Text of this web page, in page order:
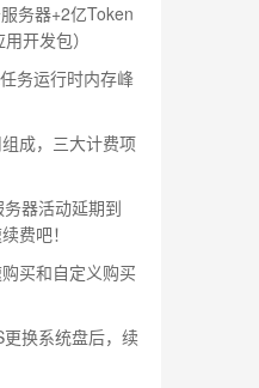
务器+2亿Token
开发包）
务运行时内存峰
成，三大计费项
器活动延期到
费吧！
买和自定义购买
换系统盘后，续